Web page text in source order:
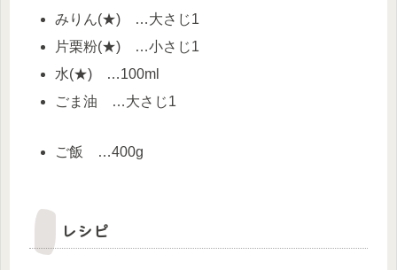
みりん(★) …大さじ1
片栗粉(★) …小さじ1
水(★) …100ml
ごま油 …大さじ1
ご飯 …400g
レシピ